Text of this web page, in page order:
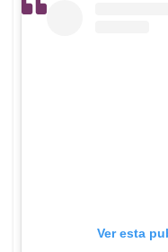
Ver esta